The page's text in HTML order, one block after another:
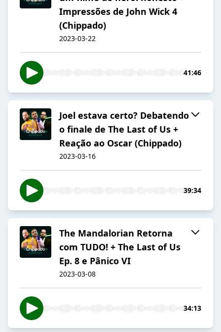
Impressões de John Wick 4
(Chippado)
2023-03-22
41:46
Joel estava certo? Debatendo
o finale de The Last of Us +
Reação ao Oscar (Chippado)
2023-03-16
39:34
The Mandalorian Retorna
com TUDO! + The Last of Us
Ep. 8 e Pânico VI
2023-03-08
34:13